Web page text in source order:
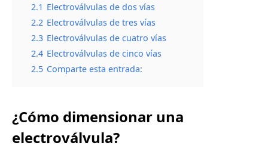
2.1 Electroválvulas de dos vías
2.2 Electroválvulas de tres vías
2.3 Electroválvulas de cuatro vías
2.4 Electroválvulas de cinco vías
2.5 Comparte esta entrada:
¿Cómo dimensionar una
electroválvula?